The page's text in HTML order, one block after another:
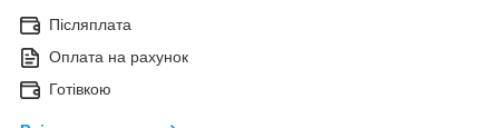
Післяплата
Оплата на рахунок
Готівкою